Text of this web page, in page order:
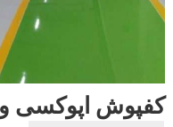
کفپوش اپوکسی